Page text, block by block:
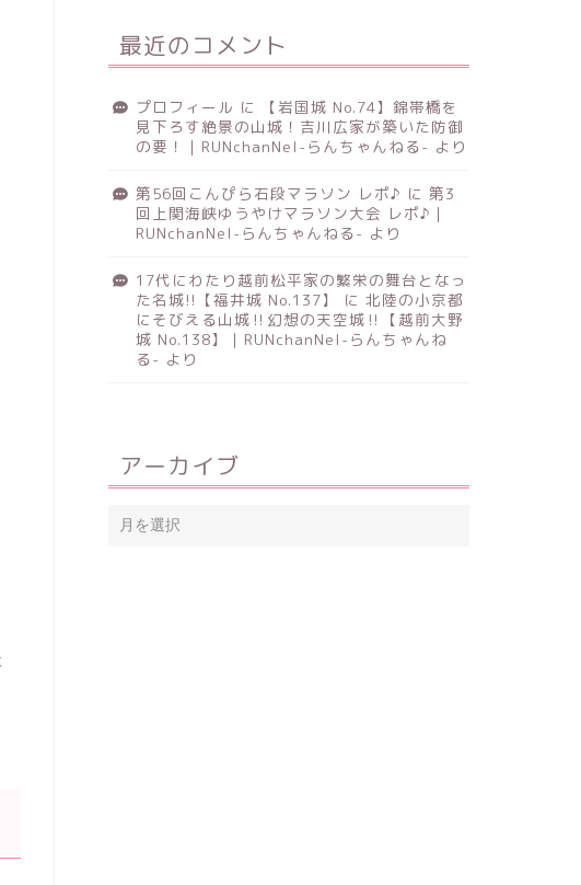
最近のコメント
プロフィール に
【岩国城 No.74】錦帯橋を
見下ろす絶景の山城！吉川広家が築いた防御
の要！｜RUNchanNel-らんちゃんねる- より
第56回こんぴら石段マラソン レポ♪ に 第3
回上関海峡ゆうやけマラソン大会 レポ♪｜
RUNchanNel-らんちゃんねる- より
17代にわたり越前松平家の繁栄の舞台となっ
た名城!!【福井城 No.137】
に 北陸の小京都
にそびえる山城‼幻想の天空城‼【越前大野
城 No.138】｜RUNchanNel-らんちゃんね
る- より
アーカイブ